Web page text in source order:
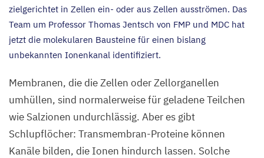
zielgerichtet in Zellen ein- oder aus Zellen ausströmen. Das
Team um Professor Thomas Jentsch von FMP und MDC hat
jetzt die molekularen Bausteine für einen bislang
unbekannten Ionenkanal identifiziert.
Membranen, die die Zellen oder Zellorganellen
umhüllen, sind normalerweise für geladene Teilchen
wie Salzionen undurchlässig. Aber es gibt
Schlupflöcher: Transmembran-Proteine können
Kanäle bilden, die Ionen hindurch lassen. Solche